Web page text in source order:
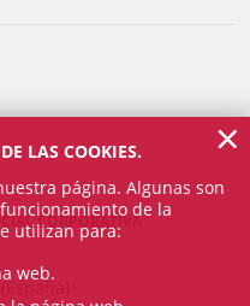
CORPORATIVA
LAS COOKIES.
página. Algunas son
de la
utilizan para:
web.
×